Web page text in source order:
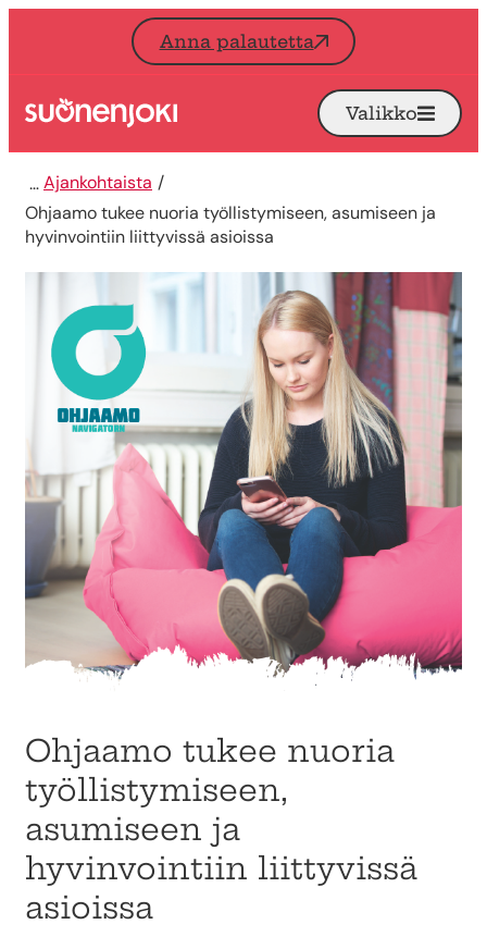
Siirry sisältöön
Anna palautetta
Etusivu Avaa
Valikko
Ajankohtaista
Ohjaamo tukee nuoria työllistymiseen, asumiseen ja
hyvinvointiin liittyvissä asioissa
Ohjaamo tukee nuoria
työllistymiseen,
asumiseen ja
hyvinvointiin liittyvissä
asioissa